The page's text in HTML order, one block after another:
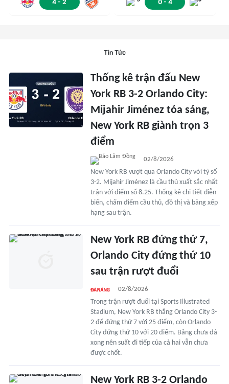
4 -2 0- 4
Tin Tức
Thống kê trận đấu New
York RB 3-2 Orlando City:
Mijahir Jiménez tỏa sáng,
New York RB giành trọn 3
điểm
02/8/2026
New York RB vượt qua Orlando City với tỷ số
3-2. Mijahir Jiménez là cầu thủ xuất sắc nhất
trận với điểm số 8.25. Thống kê chi tiết diễn
biến, chấm điểm cầu thủ, đồ thị và bảng xếp
hạng sau trận.
New York RB đứng thứ 7,
Orlando City đứng thứ 10
sau trận rượt đuổi
02/8/2026
Trong trận rượt đuổi tại Sports Illustrated
Stadium, New York RB thắng Orlando City 3-
2 để đứng thứ 7 với 25 điểm, còn Orlando
City đứng thứ 10 với 20 điểm. Bảng chưa đá
xong nên suất đi tiếp của cả hai vẫn chưa
được chốt.
New York RB 3-2 Orlando